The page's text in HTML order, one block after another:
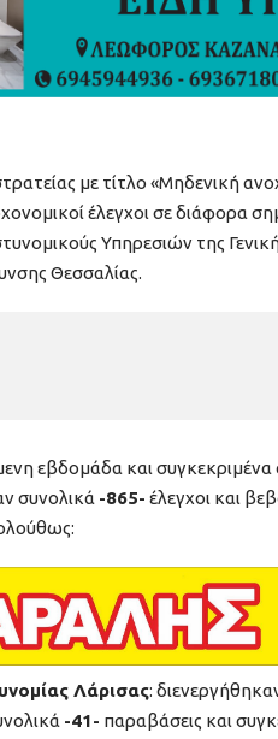
με τίτλο «Μηδενική
έλεγχοι σε διάφορα
Υπηρεσιών της
Θεσσαλίας.
εβδομάδα και συγκεκριμένα
συνολικά -865- έλεγχοι και
Λάρισας:
-41- παραβάσεις και